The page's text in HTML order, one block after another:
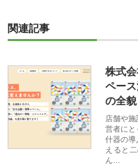
関連記事
株式
ペー
の全貌
店舗や
営者にと
什器の導
えると
ん…